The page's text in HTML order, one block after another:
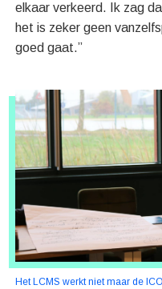
elkaar verkeerd. Ik zag
het is zeker geen
goed gaat.”
Het LCMS werkt niet maar de